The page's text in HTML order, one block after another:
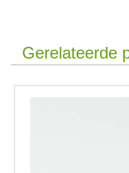
Gerelateerde